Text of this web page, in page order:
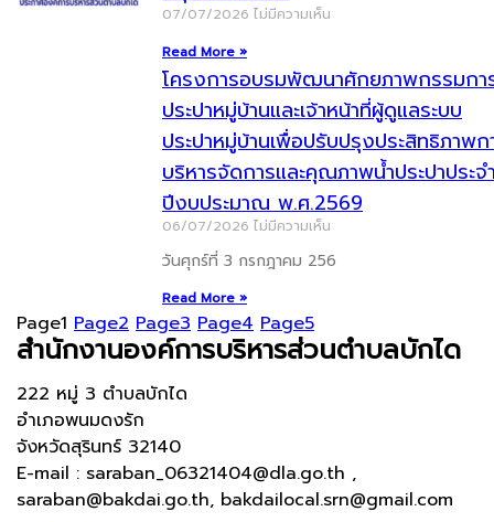
07/07/2026 ไม่มีความเห็น
Read More »
โครงการอบรมพัฒนาศักยภาพกรรมกา
ประปาหมู่บ้านและเจ้าหน้าที่ผู้ดูแลระบบ
ประปาหมู่บ้านเพื่อปรับปรุงประสิทธิภาพก
บริหารจัดการและคุณภาพน้ำประปาประจ
ปีงบประมาณ พ.ศ.2569
06/07/2026 ไม่มีความเห็น
วันศุกร์ที่ 3 กรกฎาคม 256
Read More »
Page1 Page2 Page3 Page4 Page5
สำนักงานองค์การบริหารส่วนตำบลบักได
222 หมู่ 3 ตำบลบักได
อำเภอพนมดงรัก
จังหวัดสุรินทร์ 32140
E-mail : saraban_06321404@dla.go.th ,
saraban@bakdai.go.th, bakdailocal.srn@gmail.com